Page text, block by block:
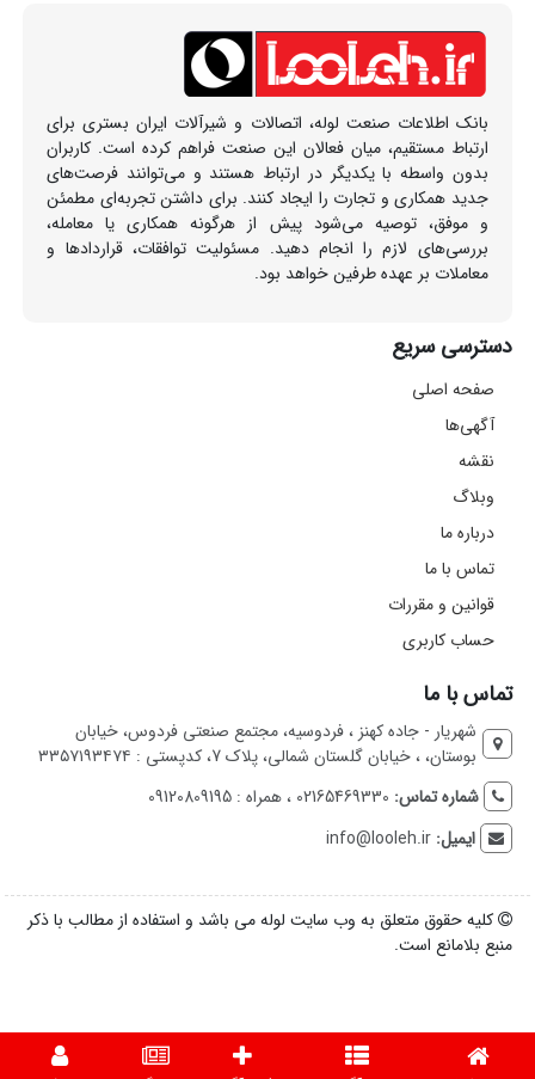
بانک اطلاعات صنعت لوله، اتصالات و شیرآلات ایران بستری برای
ارتباط مستقیم، میان فعالان این صنعت فراهم کرده است. کاربران
بدون واسطه با یکدیگر در ارتباط هستند و می‌توانند فرصت‌های
جدید همکاری و تجارت را ایجاد کنند. برای داشتن تجربه‌ای مطمئن
و موفق، توصیه می‌شود پیش از هرگونه همکاری یا معامله،
بررسی‌های لازم را انجام دهید. مسئولیت توافقات، قراردادها و
معاملات بر عهده طرفین خواهد بود.
دسترسی سریع
صفحه اصلی
آگهی‌ها
نقشه
وبلاگ
درباره ما
تماس با ما
قوانین و مقررات
حساب کاربری
تماس با ما
شهریار - جاده کهنز ، فردوسیه، مجتمع صنعتی فردوس، خیابان
بوستان، ، خیابان گلستان شمالی، پلاک 7، کدپستی : ۳۳۵۷۱۹۳۴۷۴
شماره تماس: 02165469330 ، همراه : 09120809195
ایمیل:info@looleh.ir
کلیه حقوق متعلق به وب سایت لوله می باشد و استفاده از مطالب با ذکر
منبع بلامانع است.